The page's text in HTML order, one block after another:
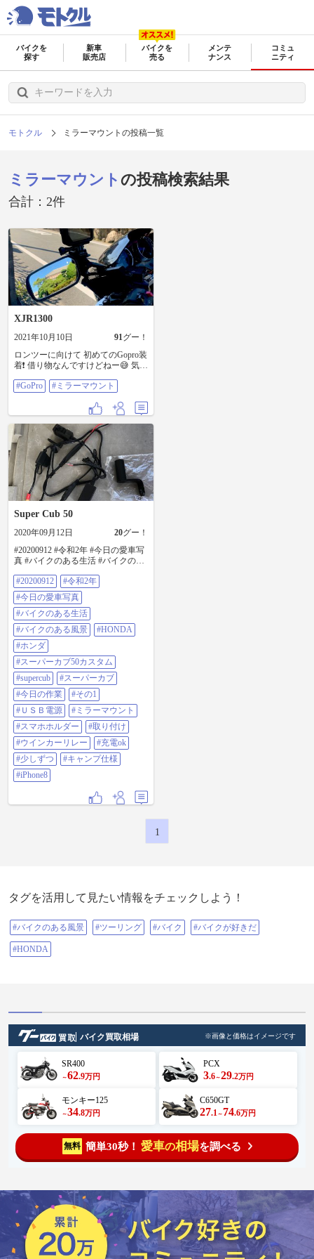
バイクを
探す
新車
販売店
バイクを
売る
メンテ
ナンス
コミュ
ニティ
モトクル ミラーマウントの投稿一覧
ミラーマウント の投稿検索結果
合計：2件
XJR1300
2021年10月10日 91グー！
ロンツーに向けて 初めてのGopro装
着❗️ 借り物なんですけどねー😅 気持
晴れてくれよー😆 #Gopro #ミラー
#GoPro #ミラーマウント
Super Cub 50
2020年09月12日 20グー！
#20200912 #令和2年 #今日の愛車写
真 #バイクのある生活 #バイクのあ
ブ50カスタム #supercub #スーパー
カブ #今日の作業 #その1 #usb電源 #
ミラーマウント #スマホホルダー #
取り付け #ウインカーリレー から
電源取り出し #充電ok #少しずつ #
キャンプ仕様 #iPhone8
#20200912
#令和2年
#今日の愛車写真
#バイクのある生活
#バイクのある風景
#HONDA
#ホンダ
#スーパーカブ50カスタム
#supercub
#スーパーカブ
#今日の作業
#その1
#ＵＳＢ電源
#ミラーマウント
#スマホホルダー
#取り付け
#ウインカーリレー
#充電ok
#少しずつ
#キャンプ仕様
#iPhone8
1
タグを活用して見たい情報をチェックしよう！
#バイクのある風景 #ツーリング #バイク #バイクが好きだ
#HONDA
バイク買取相場 ※画像と価格はイメージです
SR400
～62.9万円
PCX
3.6～29.2万円
モンキー125
～34.8万円
C650GT
27.1 ～ 74.6万円
無料 簡単30秒！ 愛車の相場を調べる